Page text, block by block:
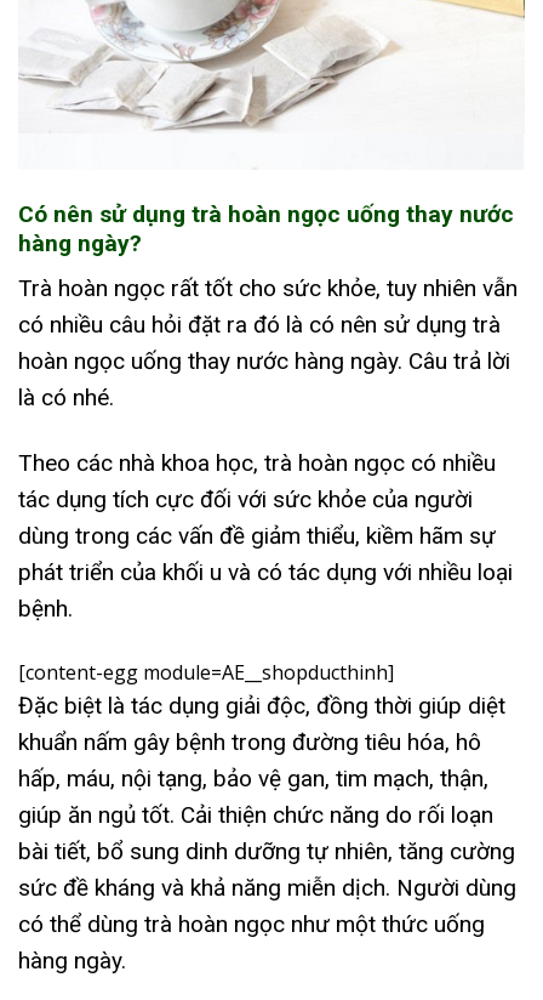
Có nên sử dụng trà hoàn ngọc uống thay nước
hàng ngày?
Trà hoàn ngọc rất tốt cho sức khỏe, tuy nhiên vẫn
có nhiều câu hỏi đặt ra đó là có nên sử dụng trà
hoàn ngọc uống thay nước hàng ngày. Câu trả lời
là có nhé.
Theo các nhà khoa học, trà hoàn ngọc có nhiều
tác dụng tích cực đối với sức khỏe của người
dùng trong các vấn đề giảm thiểu, kiềm hãm sự
phát triển của khối u và có tác dụng với nhiều loại
bệnh.
[content-egg module=AE__shopducthinh]
Đặc biệt là tác dụng giải độc, đồng thời giúp diệt
khuẩn nấm gây bệnh trong đường tiêu hóa, hô
hấp, máu, nội tạng, bảo vệ gan, tim mạch, thận,
giúp ăn ngủ tốt. Cải thiện chức năng do rối loạn
bài tiết, bổ sung dinh dưỡng tự nhiên, tăng cường
sức đề kháng và khả năng miễn dịch. Người dùng
có thể dùng trà hoàn ngọc như một thức uống
hàng ngày.